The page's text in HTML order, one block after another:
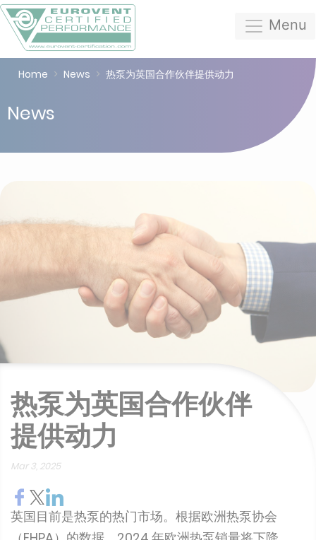
Menu
Home News 热泵为英国合作伙伴提供动力
News
热泵为英国合作伙伴
提供动力
Mar 3, 2025
英国目前是热泵的热门市场。根据欧洲热泵协会